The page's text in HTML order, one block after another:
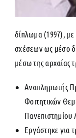
δίπλωμα (1997), με
σχέσεων ως μέσο
μέσω της αρχαίας
Αναπληρωτής
Φοιτητικών
Πανεπιστημίου
Εργάστηκε για